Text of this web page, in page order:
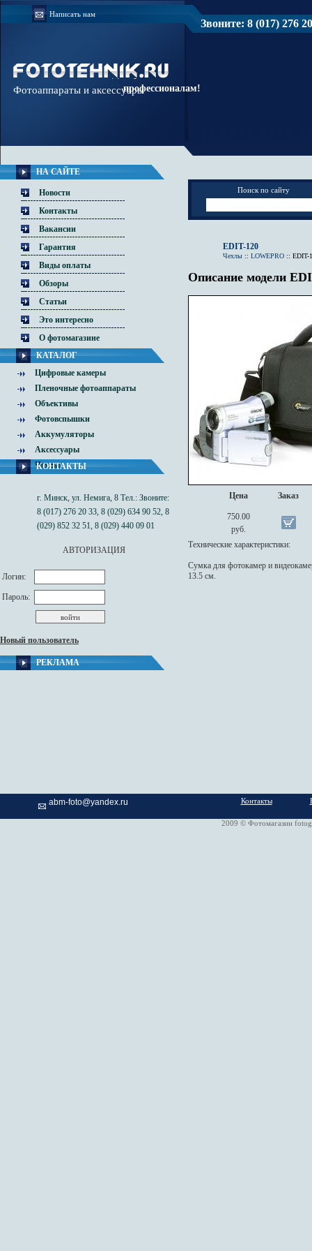
Написать нам
Звоните: 8 (017) 276
Доверяйте
профессионалам!
Фотоаппараты и аксессуары
НА САЙТЕ
Новости
Контакты
Вакансии
Гарантия
Виды оплаты
Обзоры
Статьи
Это интересно
О фотомагазине
КАТАЛОГ
Цифровые камеры
Пленочные фотоаппараты
Объективы
Фотовспышки
Аккумуляторы
Аксессуары
Чехлы
КОНТАКТЫ
г. Минск, ул. Немига, 8 Тел.: Звоните:
8 (017) 276 20 33, 8 (029) 634 90 52, 8
(029) 852 32 51, 8 (029) 440 09 01
АВТОРИЗАЦИЯ
Логин:
Пароль:
Новый пользователь
РЕКЛАМА
Поиск по сайту
EDIT-120
Чехлы :: LOWEPRO :: EDIT-
Описание модели
Цена Заказ
750.00
руб.
Технические характеристики:
Сумка для фотокамер и
13.5 см.
abm-foto@yandex.ru Контакты
2009 © Фотомагазин